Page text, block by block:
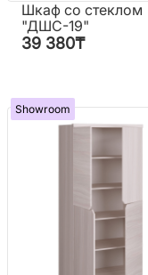
Шкаф со стеклом
"ДШС-19"
39 380₸
Showroom